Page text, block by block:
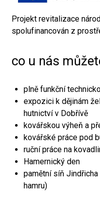
Projekt revitalizace
spolufinancován z
co u nás
plně funkční
expozici k dějinám
hutnictví v Dobřívě
kovářskou výheň a
kovářské práce pod
ruční práce na
Hamernický den
pamětní síň
hamru)